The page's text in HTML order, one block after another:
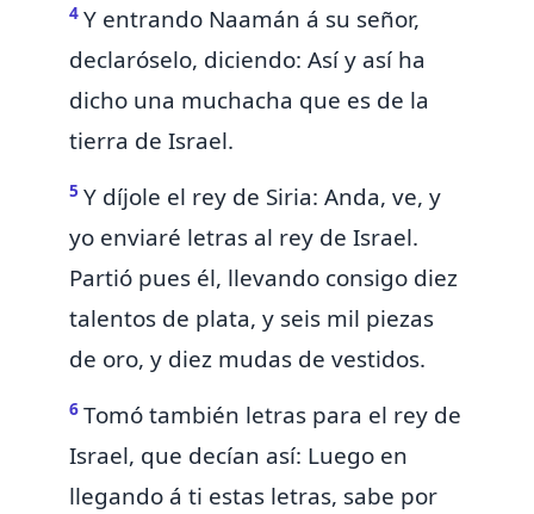
4 Y entrando Naamán á su señor,
declaróselo, diciendo: Así y así ha
dicho una muchacha que es de la
tierra de Israel.
5 Y díjole el rey de Siria: Anda, ve, y
yo enviaré letras al rey de Israel.
Partió pues él, llevando consigo diez
talentos de plata, y seis mil piezas
de oro, y diez mudas de vestidos.
6 Tomó también letras para el rey de
Israel, que decían así: Luego en
llegando á ti estas letras, sabe por